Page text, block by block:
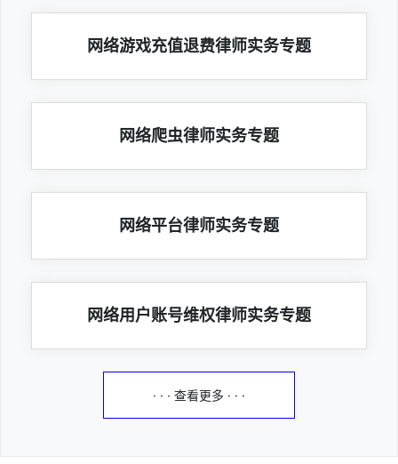
网络游戏充值退费律师实务专题
网络爬虫律师实务专题
网络平台律师实务专题
网络用户账号维权律师实务专题
· · · 查看更多 · · ·